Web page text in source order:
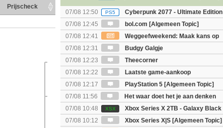
Prijscheck
07/08 12:50 PS5
Cyberpunk 2077 - Ultimate Edition
07/08 12:45
bol.com [Algemeen Topic]
07/08 12:41
Weggeefweekend: Maak kans op
The Super Mario Galaxy movie (2x)!
07/08 12:31
Budgy Galgje
07/08 12:23
Theecorner
07/08 12:22
Laatste game-aankoop
07/08 12:17
PlayStation 5 [Algemeen Topic]
07/08 11:56
Het waar doet het je aan denken
spel! (3 posts wachten!)
07/08 10:48 XSX
Xbox Series X 2TB - Galaxy Black
Special Edition
07/08 10:12
Xbox Series X|S [Algemeen Topic]